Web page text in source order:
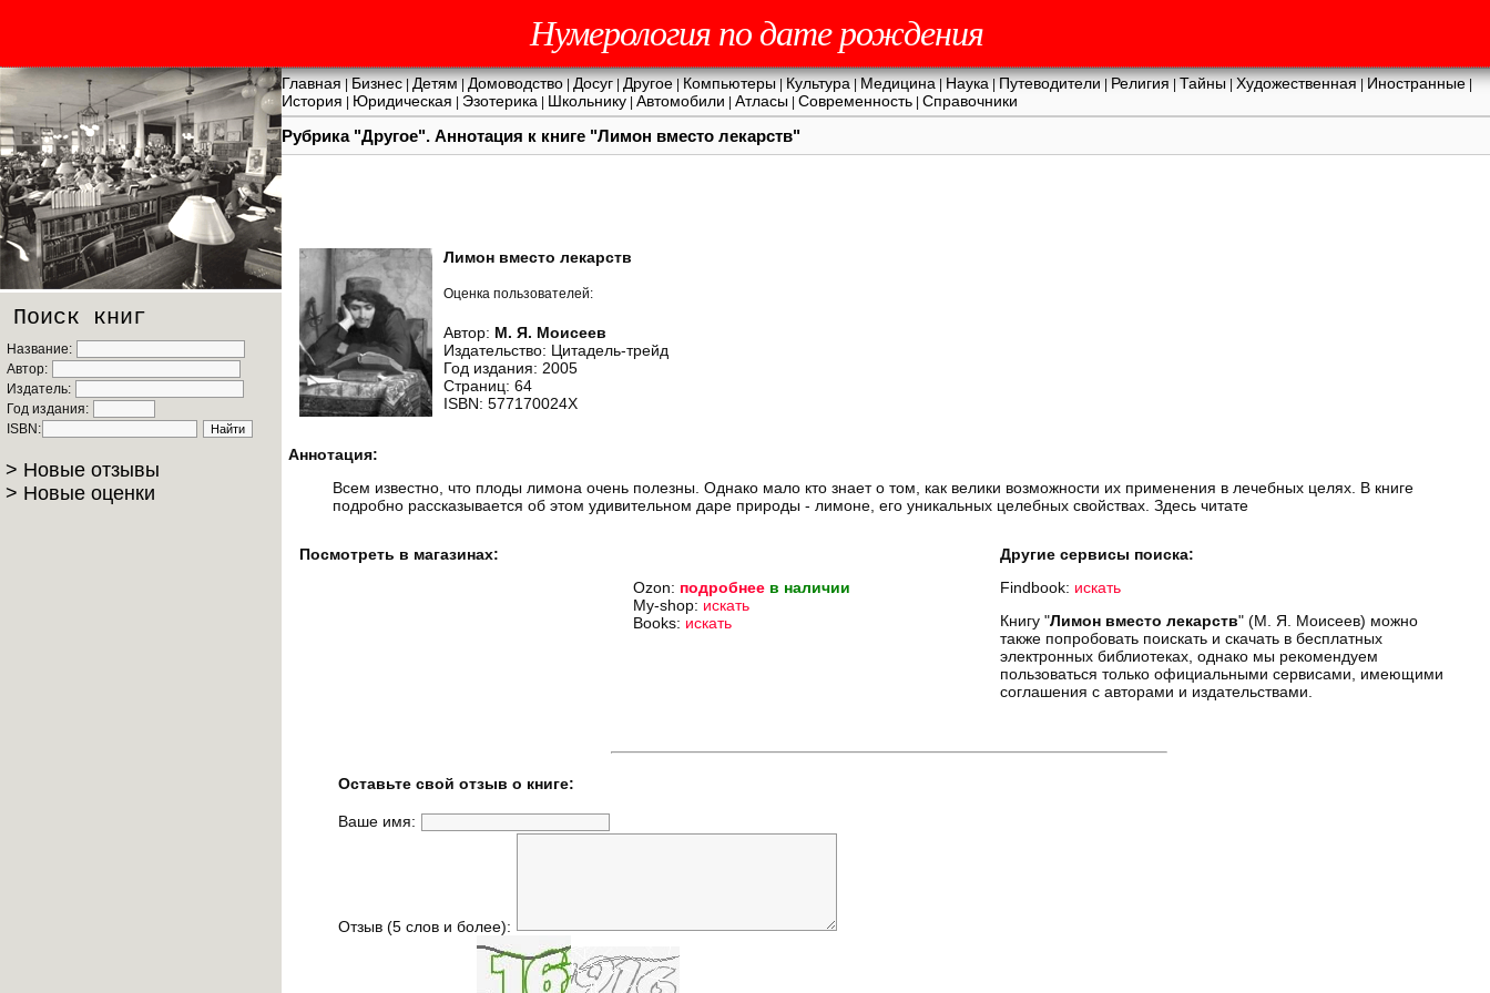
Нумерология по дате рождения
Главная|Бизнес|Детям|Домоводство|Досуг|Другое|Компьютеры|Культура|Медицина|Наука|Путеводители|Религия|Тайны|Художественная|Иностранные|
История Юридическая Эзотерика Школьнику Автомобили Атласы Современность Справочники
Рубрика "Другое". Аннотация к книге "Лимон вместо лекарств"
Поиск книг
Название:
Автор:
Издатель:
Год издания:
ISBN:
> Новые отзывы
> Новые оценки
Лимон вместо лекарств
Оценка пользователей:
Автор: М. Я. Моисеев
Издательство: Цитадель-трейд
Год издания: 2005
Страниц: 64
ISBN: 577170024X
Аннотация:
Всем известно, что плоды лимона очень полезны. Однако мало кто знает о том, как велики возможности их применения в лечебных целях. В книге
подробно рассказывается об этом удивительном даре природы - лимоне, его уникальных целебных свойствах. Здесь читате
Посмотреть в магазинах:
Ozon: подробнее в наличии
My-shop: искать
Books: искать
Другие сервисы поиска:
Findbook: искать
Книгу "Лимон вместо лекарств" (М. Я. Моисеев) можно
также попробовать поискать и скачать в бесплатных
электронных библиотеках, однако мы рекомендуем
пользоваться только официальными сервисами, имеющими
соглашения с авторами и издательствами.
Оставьте свой отзыв о книге:
Ваше имя:
Отзыв (5 слов и более):